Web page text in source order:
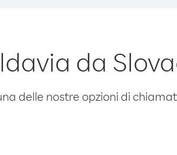
da
delle nostre opzioni di